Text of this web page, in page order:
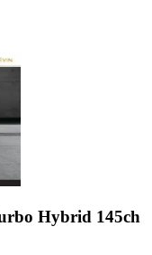
Hybrid 145ch